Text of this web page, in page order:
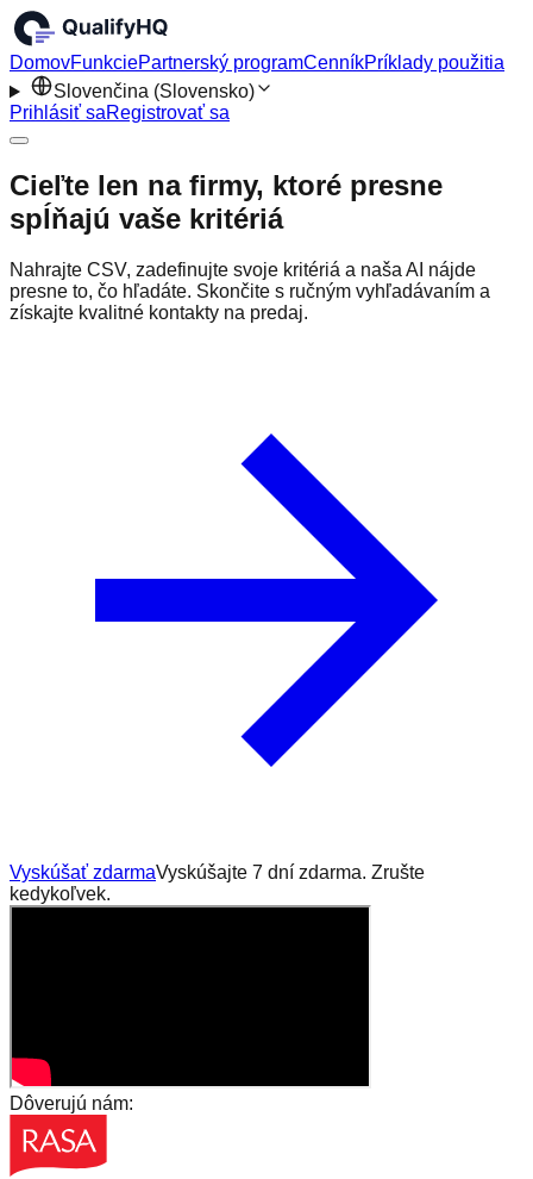
DomovFunkciePartnerský programCenníkPríklady použitia
Slovenčina (Slovensko)
Prihlásiť saRegistrovať sa
Cieľte len na firmy, ktoré presne
spĺňajú vaše kritériá
Nahrajte CSV, zadefinujte svoje kritériá a naša AI nájde
presne to, čo hľadáte. Skončite s ručným vyhľadávaním a
získajte kvalitné kontakty na predaj.
Vyskúšať zdarmaVyskúšajte 7 dní zdarma. Zrušte
kedykoľvek.
Dôverujú nám: